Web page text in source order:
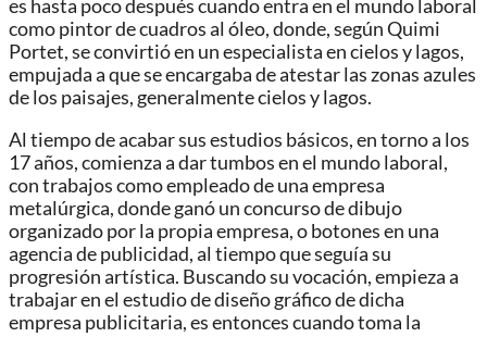
es hasta poco después cuando entra en el mundo laboral
como pintor de cuadros al óleo, donde, según Quimi
Portet, se convirtió en un especialista en cielos y lagos,
empujada a que se encargaba de atestar las zonas azules
de los paisajes, generalmente cielos y lagos.
Al tiempo de acabar sus estudios básicos, en torno a los
17 años, comienza a dar tumbos en el mundo laboral,
con trabajos como empleado de una empresa
metalúrgica, donde ganó un concurso de dibujo
organizado por la propia empresa, o botones en una
agencia de publicidad, al tiempo que seguía su
progresión artística. Buscando su vocación, empieza a
trabajar en el estudio de diseño gráfico de dicha
empresa publicitaria, es entonces cuando toma la